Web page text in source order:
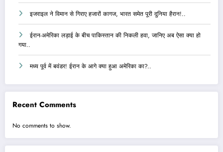
इजराइल ने विमान से गिराए हजारों कागज, भारत समेत पूरी दुनिया हैरान!..
ईरान-अमेरिका लड़ाई के बीच पाकिस्तान की निकली हवा, जानिए अब ऐसा क्या हो
गया..
मध्य पूर्व में बवंडर! ईरान के आगे क्या हुआ अमेरिका का?..
Recent Comments
No comments to show.